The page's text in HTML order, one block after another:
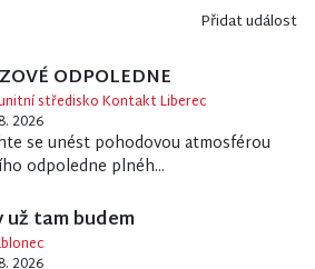
Přidat událost
ODPOLEDNE
středisko Kontakt Liberec
2026
se unést pohodovou atmosférou
odpoledne plnéh...
už tam budem